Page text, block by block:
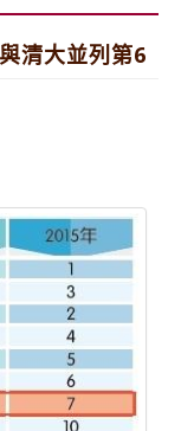
清大並列第6